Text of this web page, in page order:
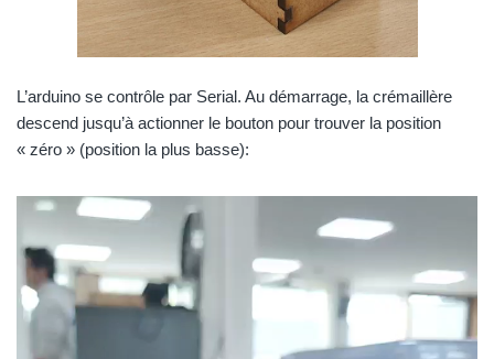
L’arduino se contrôle par Serial. Au démarrage, la crémaillère
descend jusqu’à actionner le bouton pour trouver la position
« zéro » (position la plus basse):